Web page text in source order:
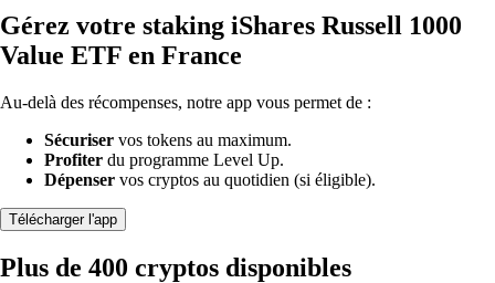
Gérez votre staking iShares Russell 1000
Value ETF en France
Au-delà des récompenses, notre app vous permet de :
Sécuriser vos tokens au maximum.
Profiter du programme Level Up.
Dépenser vos cryptos au quotidien (si éligible).
Télécharger l'app
Plus de 400 cryptos disponibles